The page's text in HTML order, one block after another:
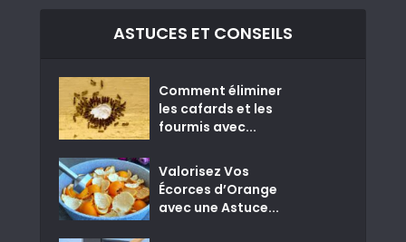
ASTUCES ET CONSEILS
Comment éliminer
les cafards et les
fourmis avec...
Valorisez Vos
Écorces d’Orange
avec une Astuce...